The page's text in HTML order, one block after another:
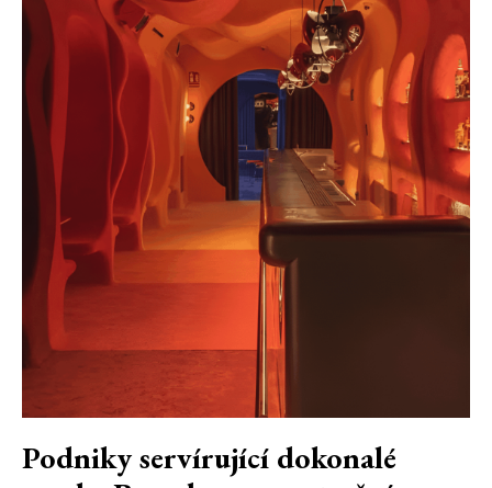
Podniky servírující dokonalé